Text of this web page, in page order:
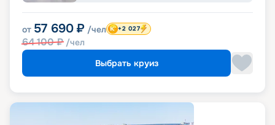
от 57 690 ₽ /чел
64 100₽ /чел
+2 027
Выбрать круиз